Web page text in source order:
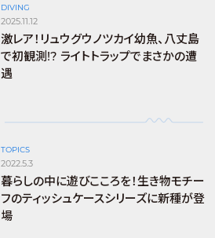
DIVING
2025.11.12
激レア！リュウグウノツカイ幼魚、八丈島
で初観測!? ライトトラップでまさかの遭
遇
TOPICS
2022.5.3
暮らしの中に遊びこころを！生き物モチー
フのティッシュケースシリーズに新種が登
場